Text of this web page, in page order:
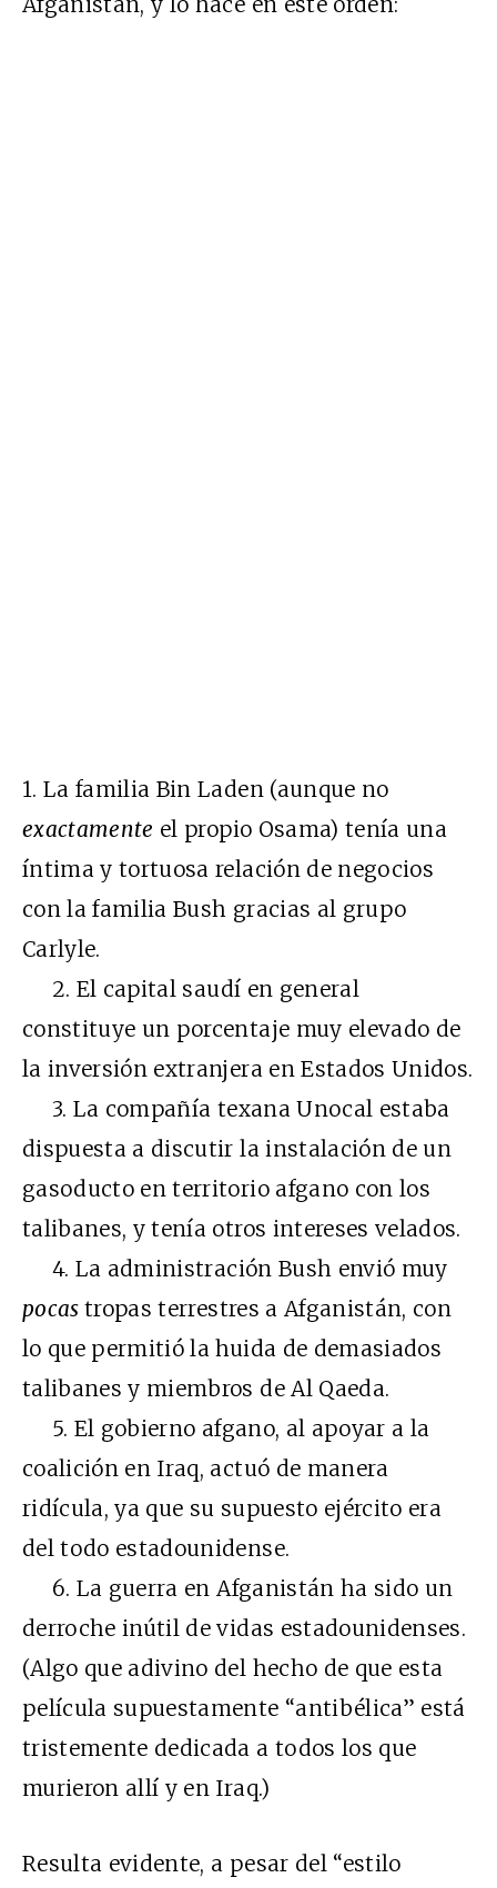
1. La familia Bin Laden (aunque no
exactamente el propio Osama) tenía una
íntima y tortuosa relación de negocios
con la familia Bush gracias al grupo
Carlyle.
2. El capital saudí en general
constituye un porcentaje muy elevado de
la inversión extranjera en Estados Unidos.
3. La compañía texana Unocal estaba
dispuesta a discutir la instalación de un
gasoducto en territorio afgano con los
talibanes, y tenía otros intereses velados.
4. La administración Bush envió muy
pocastropas terrestres a Afganistán, con
lo que permitió la huida de demasiados
talibanes y miembros de Al Qaeda.
5. El gobierno afgano, al apoyar a la
coalición en Iraq, actuó de manera
ridícula, ya que su supuesto ejército era
del todo estadounidense.
6. La guerra en Afganistán ha sido un
derroche inútil de vidas estadounidenses.
(Algo que adivino del hecho de que esta
película supuestamente “antibélica” está
tristemente dedicada a todos los que
murieron allí y en Iraq.)
Resulta evidente, a pesar del “estilo